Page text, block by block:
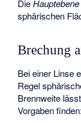
DieHauptebene
sphärischen
Brechung
Bei einer Linse
Regel
Brennweite
Vorgaben